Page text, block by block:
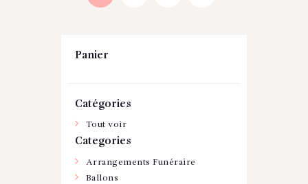
Panier
Catégories
Tout voir
Categories
Arrangements Funéraire
Ballons